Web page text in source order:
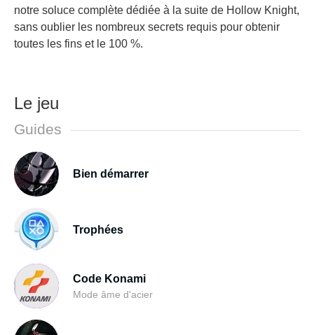
notre soluce complète dédiée à la suite de Hollow Knight,
sans oublier les nombreux secrets requis pour obtenir
toutes les fins et le 100 %.
Le jeu
Guides
Bien démarrer
Trophées
Code Konami
Mode âme d'acier